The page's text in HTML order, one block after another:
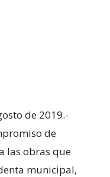
de 2019.-
de
las obras que
municipal,